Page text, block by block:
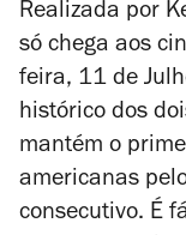
Realizada por
só chega aos
feira, 11 de
histórico dos
mantém o
americanas
consecutivo. É